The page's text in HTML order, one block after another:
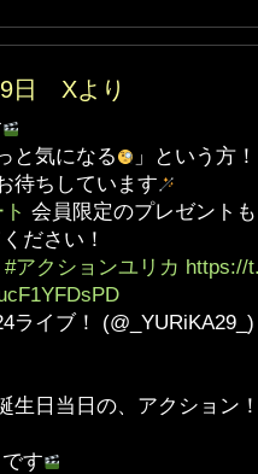
日 Xより
と気になる
」という方！
待ちしています
会員限定のプレゼントも
ださい！
#アクションユリカ https://
ライブ！
生日当日の、アクション
す